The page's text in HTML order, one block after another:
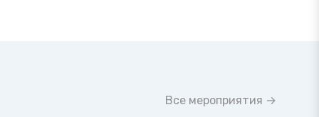
Все мероприятия →